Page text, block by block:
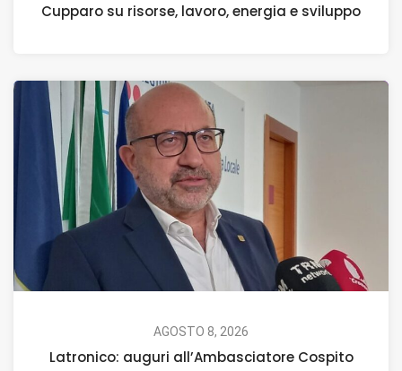
Cupparo su risorse, lavoro, energia e sviluppo
AGOSTO 8, 2026
Latronico: auguri all’Ambasciatore Cospito